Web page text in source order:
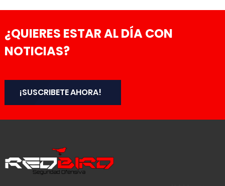
¿QUIERES ESTAR AL DÍA CON
NOTICIAS?
¡SUSCRIBETE AHORA!